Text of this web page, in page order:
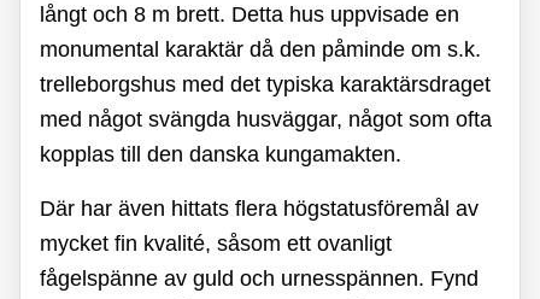
långt och 8 m brett. Detta hus uppvisade en
monumental karaktär då den påminde om s.k.
trelleborgshus med det typiska karaktärsdraget
med något svängda husväggar, något som ofta
kopplas till den danska kungamakten.
Där har även hittats flera högstatusföremål av
mycket fin kvalité, såsom ett ovanligt
fågelspänne av guld och urnesspännen. Fynd